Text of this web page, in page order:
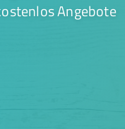
Angebote